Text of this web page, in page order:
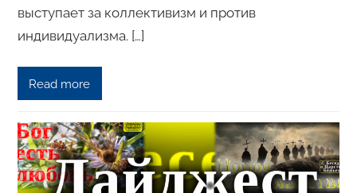
выступает за коллективизм и против
индивидуализма. […]
Read more